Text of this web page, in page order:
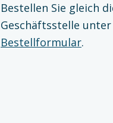
Bestellen Sie gleich
Geschäftsstelle
Bestellformular.
Zurück zur Hauptnavigation springen